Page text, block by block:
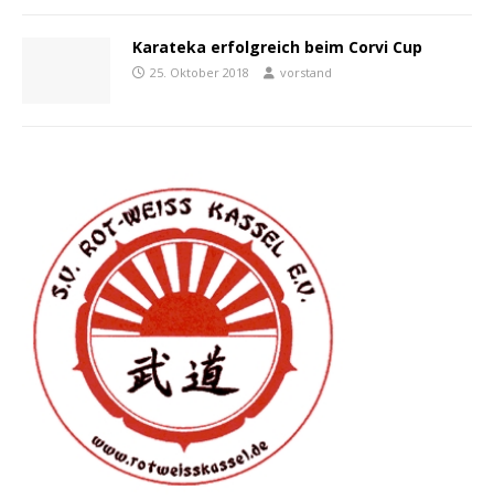
Karateka erfolgreich beim Corvi Cup
25. Oktober 2018 vorstand